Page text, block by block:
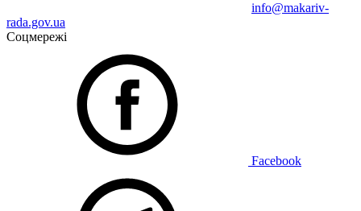
info@makariv-
rada.gov.ua
Соцмережі
Facebook